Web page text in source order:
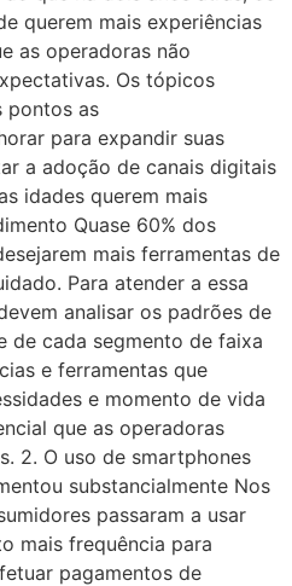
querem mais experiências
as operadoras não
Os tópicos
pontos as
para expandir suas
a adoção de canais digitais
idades querem mais
Quase 60% dos
mais ferramentas de
Para atender a essa
analisar os padrões de
de cada segmento de faixa
e ferramentas que
e momento de vida
que as operadoras
2. O uso de smartphones
substancialmente Nos
passaram a usar
mais frequência para
pagamentos de